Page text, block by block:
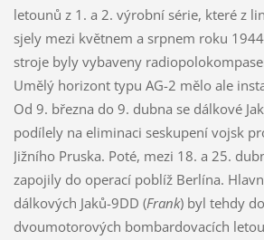
letounů z 1. a 2. výrobní série, které z
sjely mezi květnem a srpnem roku
stroje byly vybaveny
Umělý horizont typu AG-2 mělo ale
Od 9. března do 9. dubna se dálkové
podílely na eliminaci seskupení vojsk
Jižního Pruska. Poté, mezi 18. a 25.
zapojily do operací poblíž Berlína.
dálkových Jaků-9DD (Frank) byl tehdy
dvoumotorových bombardovacích